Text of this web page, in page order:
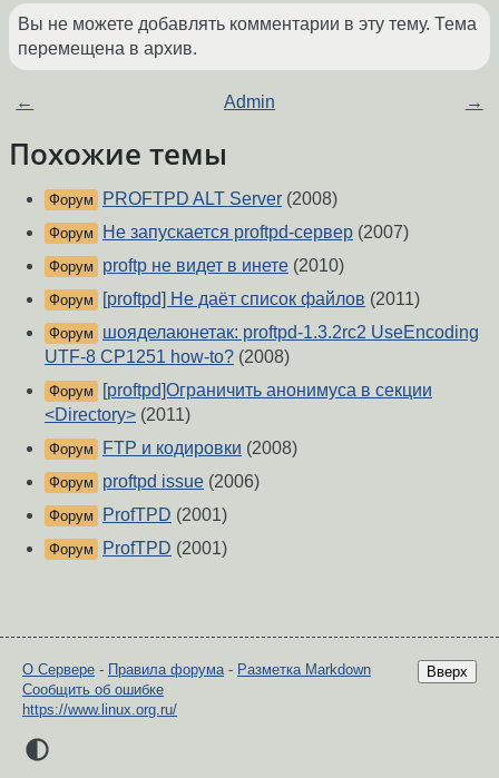
Вы не можете добавлять комментарии в эту тему. Тема
перемещена в архив.
← Admin →
Похожие темы
Форум PROFTPD ALT Server (2008)
Форум Не запускается proftpd-сервер (2007)
Форум proftp не видет в инете (2010)
Форум [proftpd] Не даёт список файлов (2011)
Форум
шояделаюнетак: proftpd-1.3.2rc2 UseEncoding
UTF-8 CP1251 how-to? (2008)
Форум
[proftpd]Ограничить анонимуса в секции
<Directory> (2011)
Форум FTP и кодировки (2008)
Форум proftpd issue (2006)
Форум ProfTPD (2001)
Форум ProfTPD (2001)
Вверх
О Сервере - Правила форума- Разметка Markdown
Сообщить об ошибке
https://www.linux.org.ru/